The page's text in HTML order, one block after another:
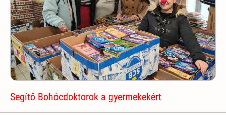
Segítő Bohócdoktorok a gyermekekért